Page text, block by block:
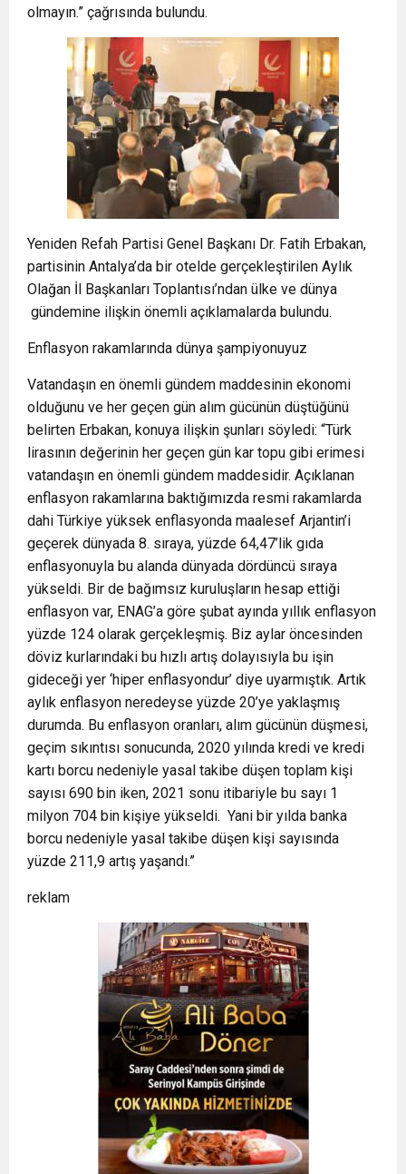
olmayın.” çağrısında bulundu.
Yeniden Refah Partisi Genel Başkanı Dr. Fatih Erbakan,
partisinin Antalya’da bir otelde gerçekleştirilen Aylık
Olağan İl Başkanları Toplantısı’ndan ülke ve dünya
gündemine ilişkin önemli açıklamalarda bulundu.
Enflasyon rakamlarında dünya şampiyonuyuz
Vatandaşın en önemli gündem maddesinin ekonomi
olduğunu ve her geçen gün alım gücünün düştüğünü
belirten Erbakan, konuya ilişkin şunları söyledi: “Türk
lirasının değerinin her geçen gün kar topu gibi erimesi
vatandaşın en önemli gündem maddesidir. Açıklanan
enflasyon rakamlarına baktığımızda resmi rakamlarda
dahi Türkiye yüksek enflasyonda maalesef Arjantin’i
geçerek dünyada 8. sıraya, yüzde 64,47’lik gıda
enflasyonuyla bu alanda dünyada dördüncü sıraya
yükseldi. Bir de bağımsız kuruluşların hesap ettiği
enflasyon var, ENAG’a göre şubat ayında yıllık enflasyon
yüzde 124 olarak gerçekleşmiş. Biz aylar öncesinden
döviz kurlarındaki bu hızlı artış dolayısıyla bu işin
gideceği yer ‘hiper enflasyondur’ diye uyarmıştık. Artık
aylık enflasyon neredeyse yüzde 20’ye yaklaşmış
durumda. Bu enflasyon oranları, alım gücünün düşmesi,
geçim sıkıntısı sonucunda, 2020 yılında kredi ve kredi
kartı borcu nedeniyle yasal takibe düşen toplam kişi
sayısı 690 bin iken, 2021 sonu itibariyle bu sayı 1
milyon 704 bin kişiye yükseldi. Yani bir yılda banka
borcu nedeniyle yasal takibe düşen kişi sayısında
yüzde 211,9 artış yaşandı.”
reklam